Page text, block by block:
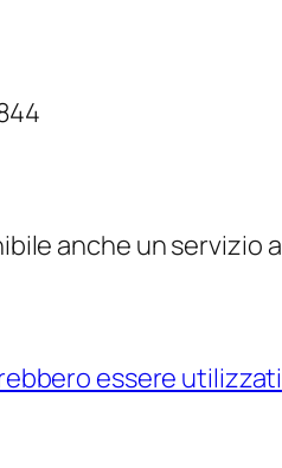
anche un servizio
essere utilizzati